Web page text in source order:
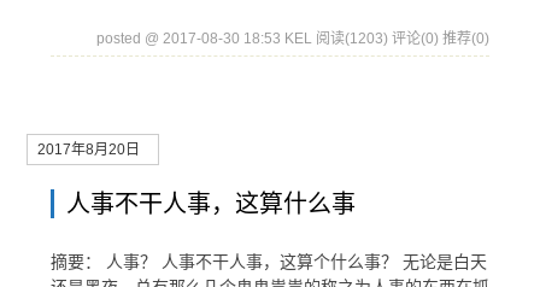
posted @ 2017-08-30 18:53 KEL 阅读(1203) 评论(0) 推荐(0)
2017年8月20日
人事不干人事，这算什么事
摘要： 人事？ 人事不干人事，这算个什么事？ 无论是白天